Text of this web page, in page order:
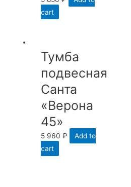
cart
Тумба
подвесная
Санта
«Верона
45»
5 960₽
Add to
cart